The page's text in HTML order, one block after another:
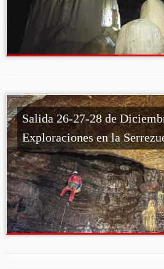
Salida 26-27-28 de
Exploraciones en la